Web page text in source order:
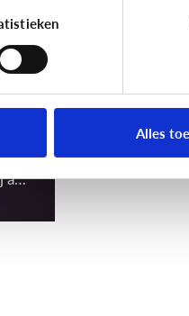
Alles
op
de
als